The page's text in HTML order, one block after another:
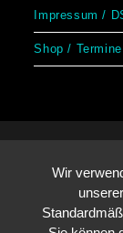
Impressum /
Shop / Termine
Wir